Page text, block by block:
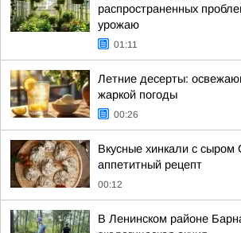
распространенных
урожаю
01:11
Летние десерты:
жаркой погоды
00:26
Вкусные хинкали с сыром
аппетитный рецепт
00:12
В Ленинском районе